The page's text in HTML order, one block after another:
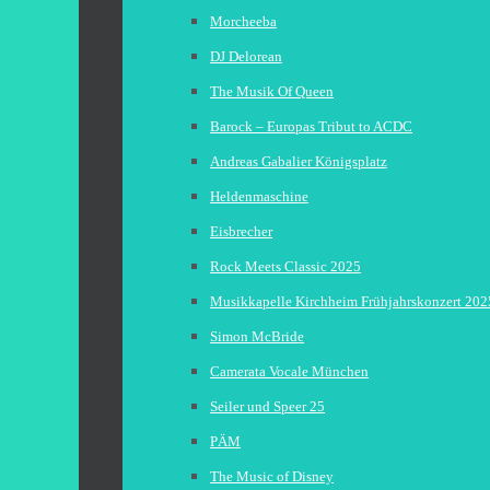
Morcheeba
DJ Delorean
The Musik Of Queen
Barock – Europas Tribut to ACDC
Andreas Gabalier Königsplatz
Heldenmaschine
Eisbrecher
Rock Meets Classic 2025
Musikkapelle Kirchheim Frühjahrskonzert
Simon McBride
Camerata Vocale München
Seiler und Speer 25
PÄM
The Music of Disney